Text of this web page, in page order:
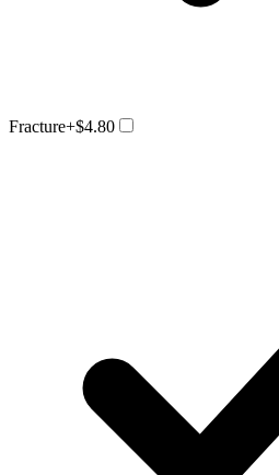
Fracture+$4.80